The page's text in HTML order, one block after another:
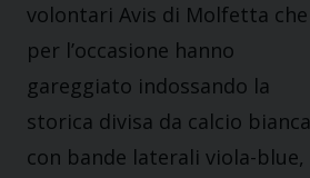
volontari Avis di Molfetta che
per l’occasione hanno
gareggiato indossando la
storica divisa da calcio bianca
con bande laterali viola-blue,